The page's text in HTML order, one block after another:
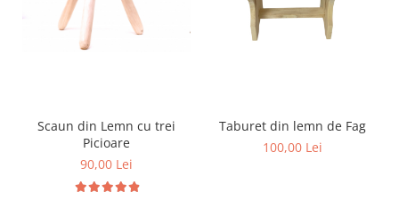
Scaun din Lemn cu trei
Picioare
90,00 Lei
Taburet din lemn de Fag
100,00 Lei